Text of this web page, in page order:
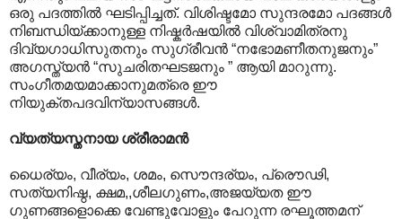
ഒരു പദത്തില്‍ ഘടിപ്പിച്ചത്. വിശിഷ്ടമോ സുന്ദരമോ പദങ്ങള്‍
നിബന്ധിയ്ക്കാനുള്ള നിഷ്കര്‍ഷയില്‍ വിശ്വാമിത്രനു
ദിവ്യഗാധിസുതനും സുഗ്രീവന്‍ “ന‍ഭോമണീതനുജനും‍”
അഗസ്ത്യന്‍ “സുചരിതഘടജനും ” ആയി മാറുന്നു.
സംഗീതമയമാക്കാനുമത്രെ ഈ
നിയുക്തപദവിന്യാസങ്ങള്‍‍.
വ്യത്യസ്തനായ ശ്രീരാമന്‍
ധൈര്യം, വീര്യം, ശമം, സൌന്ദര്യം, പ്രൌഢി,
സത്യനിഷ്ഠ, ക്ഷമ,,ശീലഗുണം,അജയ്യത ഈ
ഗുണങ്ങളൊക്കെ വേണ്ടുവോളും പേറുന്ന രഘൂത്തമന്